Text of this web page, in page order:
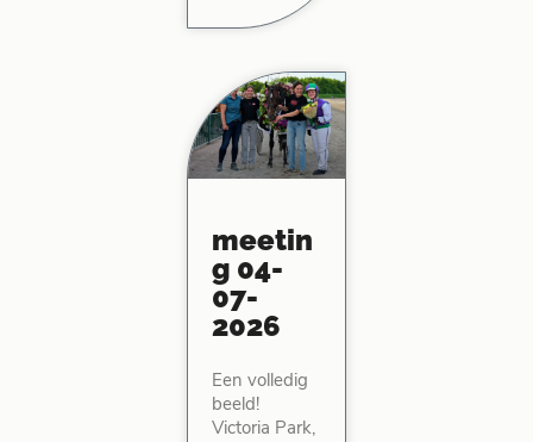
meetin
g 04-
07-
2026
Een volledig
beeld!
Victoria Park,